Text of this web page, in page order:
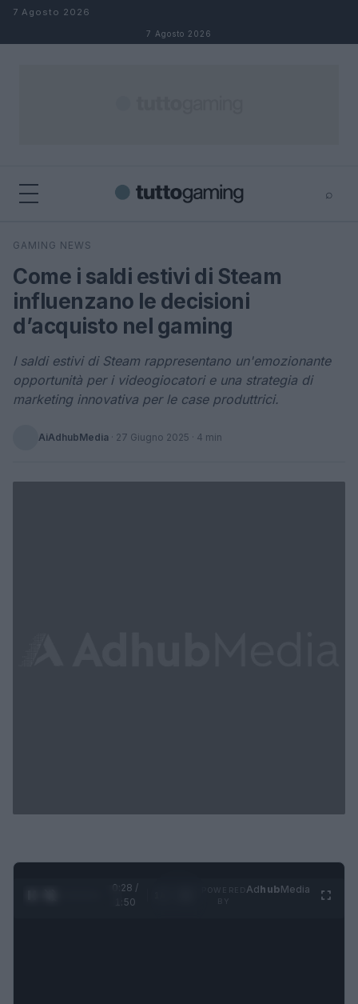
Salta al contenuto
7 Agosto 2026
7 Agosto 2026
⌕
Cerca
GAMING NEWS
Come i saldi estivi di Steam
influenzano le decisioni
d’acquisto nel gaming
I saldi estivi di Steam rappresentano un'emozionante
opportunità per i videogiocatori e una strategia di
marketing innovativa per le case produttrici.
AiAdhubMedia · 27 Giugno 2025 · 4 min
0:29 /
1:50
AdhubMedia